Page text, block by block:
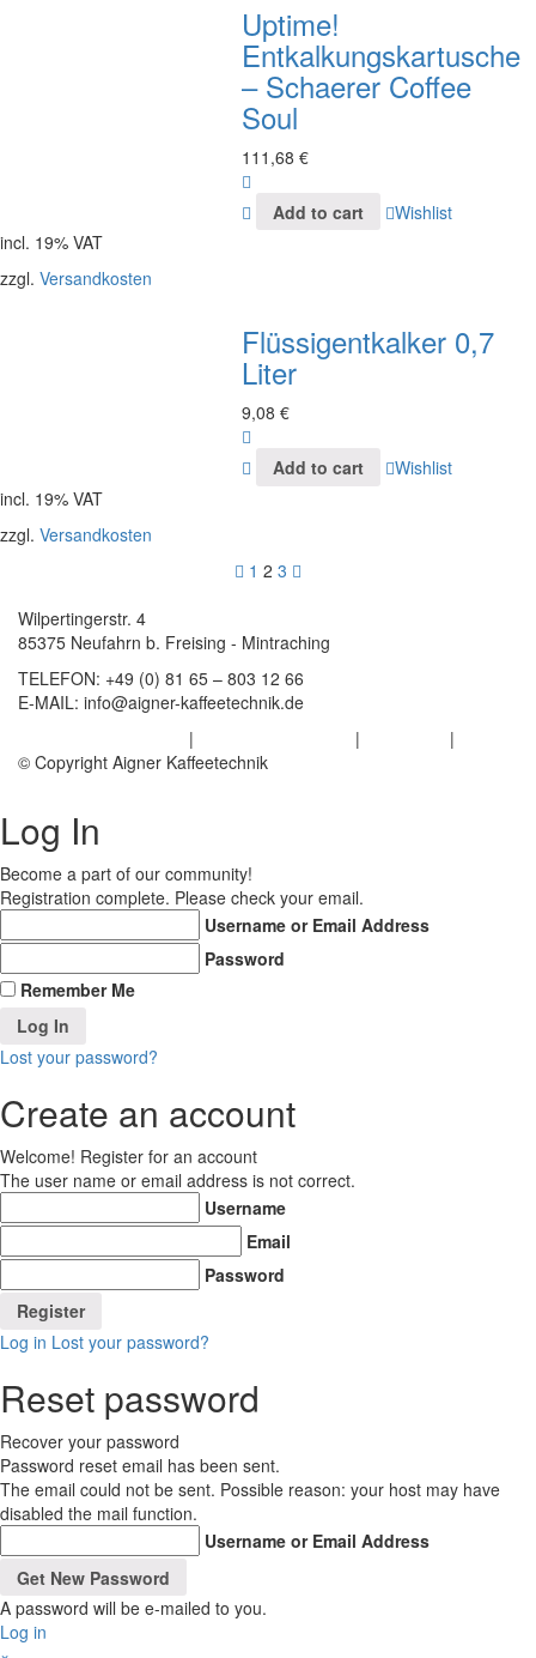
Uptime!
Entkalkungskartusche
– Schaerer Coffee
Soul
111,68 €
Add to cart
Wishlist
incl. 19% VAT
zzgl. Versandkosten
Flüssigentkalker 0,7
Liter
9,08 €
Add to cart
Wishlist
incl. 19% VAT
zzgl. Versandkosten
1 2 3
Wilpertingerstr. 4
85375 Neufahrn b. Freising - Mintraching
TELEFON: +49 (0) 81 65 – 803 12 66
E-MAIL: info@aigner-kaffeetechnik.de
| | |
© Copyright Aigner Kaffeetechnik
Log In
Become a part of our community!
Registration complete. Please check your email.
Username or Email Address
Password
Remember Me
Lost your password?
Create an account
Welcome! Register for an account
The user name or email address is not correct.
Username
Email
Password
Log in Lost your password?
Reset password
Recover your password
Password reset email has been sent.
The email could not be sent. Possible reason: your host may have
disabled the mail function.
Username or Email Address
A password will be e-mailed to you.
Log in